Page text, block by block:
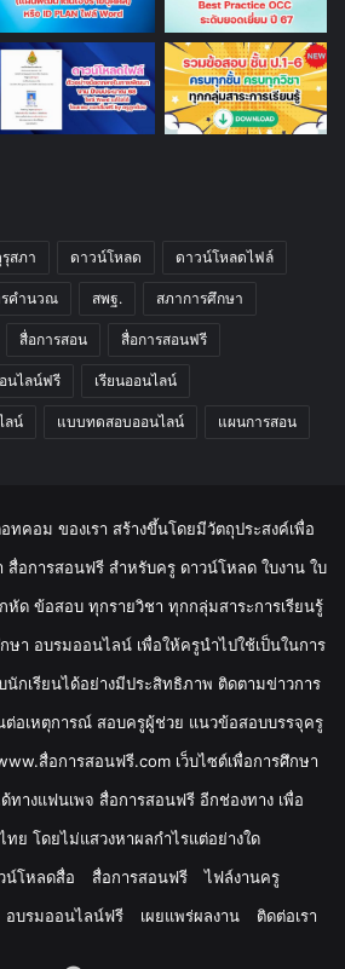
สภา ดาวน์โหลด ดาวน์โหลดไฟล์
คำนวณ สพฐ. สภาการศึกษา
สื่อการสอน สื่อการสอนฟรี
นไลน์ฟรี เรียนออนไลน์
ลน์ แบบทดสอบออนไลน์ แผนการสอน
ทคอม ของเรา สร้างขึ้นโดยมีวัตถุประสงค์เพื่อ
อการสอนฟรี สำหรับครู ดาวน์โหลด ใบงาน ใบ
ด ข้อสอบ ทุกรายวิชา ทุกกลุ่มสาระการเรียนรู้
ษา อบรมออนไลน์ เพื่อให้ครูนำไปใช้เป็นในการ
นักเรียนได้อย่างมีประสิทธิภาพ ติดตามข่าวการ
อเหตุการณ์ สอบครูผู้ช่วย แนวข้อสอบบรรจุครู
สื่อการสอนฟรี.com เว็บไซต์เพื่อการศึกษา
ทางแฟนเพจ สื่อการสอนฟรี อีกช่องทาง เพื่อ
ย โดยไม่แสวงหาผลกำไรแต่อย่างใด
น์โหลดสื่อ สื่อการสอนฟรี
ไฟล์งานครู
อบรมออนไลน์ฟรี เผยแพร่ผลงาน ติดต่อเรา